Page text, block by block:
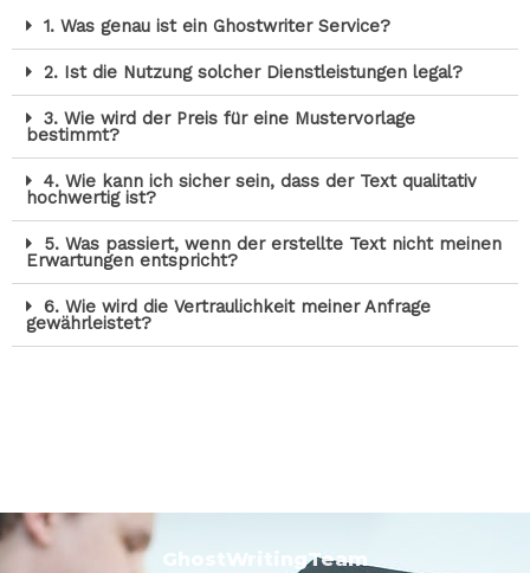
1. Was genau ist ein Ghostwriter Service?
2. Ist die Nutzung solcher Dienstleistungen legal?
3. Wie wird der Preis für eine Mustervorlage
bestimmt?
4. Wie kann ich sicher sein, dass der Text qualitativ
hochwertig ist?
5. Was passiert, wenn der erstellte Text nicht meinen
Erwartungen entspricht?
6. Wie wird die Vertraulichkeit meiner Anfrage
gewährleistet?
GhostWritingTeam